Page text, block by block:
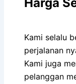
Kami selalu
perjalanan
Kami juga
pelanggan